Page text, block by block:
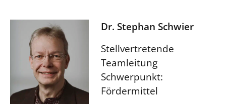
Dr. Stephan Schwier
Stellvertretende
Teamleitung
Schwerpunkt:
Fördermittel